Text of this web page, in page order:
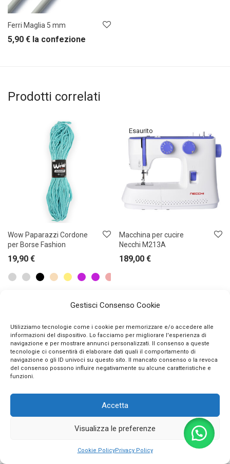
Gestisci Consenso Cookie
Utilizziamo tecnologie come i cookie per memorizzare e/o accedere alle
informazioni del dispositivo. Lo facciamo per migliorare l'esperienza di
navigazione e per mostrare annunci personalizzati. Il consenso a queste
tecnologie ci consentirà di elaborare dati quali il comportamento di
navigazione o gli ID univoci su questo sito. Il mancato consenso o la revoca
del consenso possono influire negativamente su alcune caratteristiche e
funzioni.
Accetta
Visualizza le preferenze
Cookie PolicyPrivacy Policy
Ferri Maglia 5 mm
5,90 € la confezione
Prodotti correlati
Wow Paparazzi Cordone
per Borse Fashion
19,90 €
Macchina per cucire
Necchi M213A
189,00 €
-13%
Rafia Naturale Adriafil
100% Merino irrestringibile